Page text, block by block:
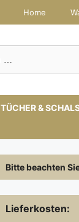
Home
TÜCHER &
Bitte beachten
Lieferkosten: